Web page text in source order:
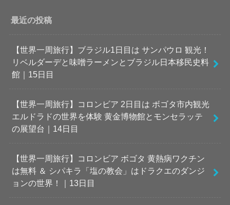
最近の投稿
【世界一周旅行】ブラジル1日目は サンパウロ 観光！
リベルダーデと味噌ラーメンとブラジル日本移民史料
館｜15日目
【世界一周旅行】コロンビア 2日目は ボゴタ市内観光
エルドラドの世界を体験 黄金博物館とモンセラッテ
の展望台｜14日目
【世界一周旅行】コロンビア ボゴタ 黄熱病ワクチン
は無料 ＆ シパキラ「塩の教会」はドラクエのダンジ
ョンの世界！｜13日目